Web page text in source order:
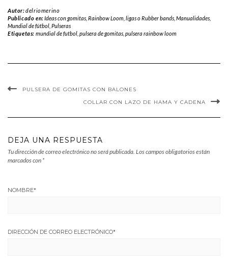
Autor:delriomerino
Publicado en: Ideas con gomitas, Rainbow Loom, ligas o Rubber bands ,Manualidades
Mundial de fútbol Pulseras
Etiquetas: mundial de futbol, pulsera de gomitas, pulsera rainbow loom
PULSERA DE GOMITAS CON BALONES
COLLAR CON LAZO DE HAMA Y CADENA
DEJA UNA RESPUESTA
Tu dirección de correo electrónico no será publicada. Los campos obligatorios están
marcados con *
NOMBRE*
DIRECCIÓN DE CORREO ELECTRÓNICO*